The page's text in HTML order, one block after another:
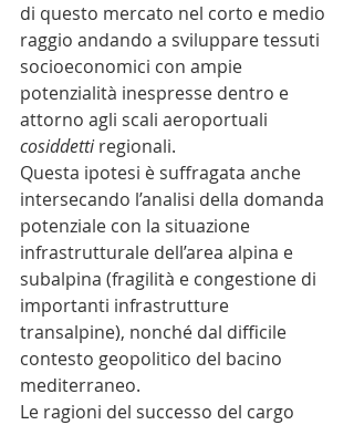
di questo mercato nel corto e medio
raggio andando a sviluppare tessuti
socioeconomici con ampie
potenzialità inespresse dentro e
attorno agli scali aeroportuali
cosiddetti regionali.
Questa ipotesi è suffragata anche
intersecando l’analisi della domanda
potenziale con la situazione
infrastrutturale dell’area alpina e
subalpina (fragilità e congestione di
importanti infrastrutture
transalpine), nonché dal difficile
contesto geopolitico del bacino
mediterraneo.
Le ragioni del successo del cargo